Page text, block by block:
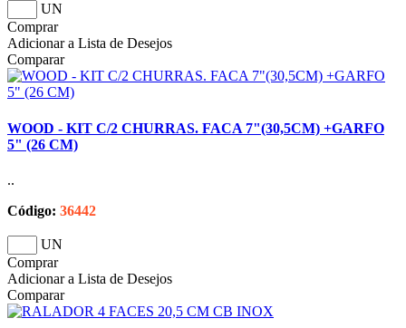
UN
Comprar
Adicionar a Lista de Desejos
Comparar
WOOD - KIT C/2 CHURRAS. FACA 7"(30,5CM) +GARFO
5" (26 CM)
..
Código: 36442
UN
Comprar
Adicionar a Lista de Desejos
Comparar